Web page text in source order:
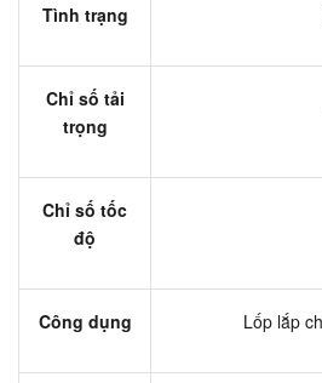
Tình trạng
Chỉ số tải
trọng
Chỉ số tốc
độ
Công dụng Lốp lắp